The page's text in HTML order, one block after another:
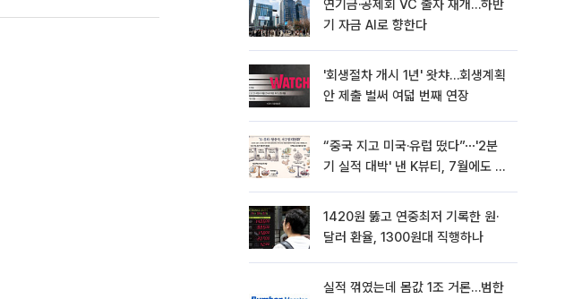
연기금·공제회 VC 출자 재개…하반
기 자금 AI로 향한다
'회생절차 개시 1년' 왓챠…회생계획
안 제출 벌써 여덟 번째 연장
“중국 지고 미국·유럽 떴다”⋯'2분
기 실적 대박' 낸 K뷰티, 7월에도 질
1420원 뚫고 연중최저 기록한 원·
달러 환율, 1300원대 직행하나
실적 꺾였는데 몸값 1조 거론…범한